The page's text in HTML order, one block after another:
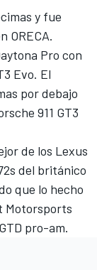
y fue
ORECA.
Pro con
Evo. El
por debajo
911 GT3
de los Lexus
del británico
que lo hecho
Motorsports
pro-am.